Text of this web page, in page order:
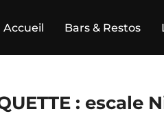
Accueil Bars & Restos
: escale